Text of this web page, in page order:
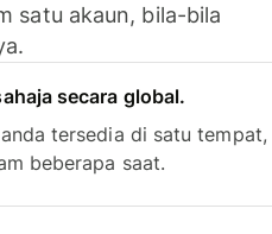
satu akaun, bila-bila
secara global.
tersedia di satu tempat,
beberapa saat.